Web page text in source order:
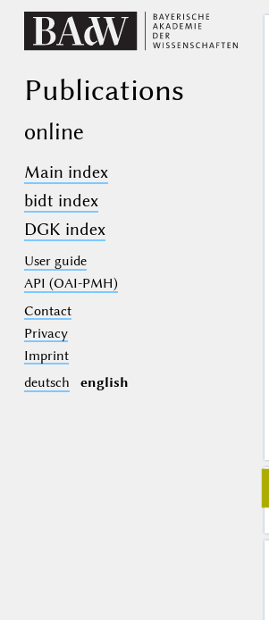
Publications
online
Main index
bidt index
DGK index
User guide
API (OAI-PMH)
Contact
Privacy
Imprint
deutsch
english